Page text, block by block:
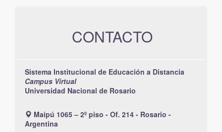
CONTACTO
Sistema Institucional de Educación a Distancia
Campus Virtual
Universidad Nacional de Rosario
Maipú 1065 – 2º piso - Of. 214 - Rosario -
Argentina